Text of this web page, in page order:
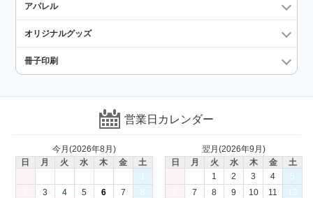
アパレル
オリジナルグッズ
冊子印刷
営業日カレンダー
今月(2026年8月)
日
月 火 水 木 金
土
1
3 4 5 6 7
8
翌月(2026年9月)
日
月 火 水 木 金
土
1
2 3 4
5
7 8 9 10 11
12